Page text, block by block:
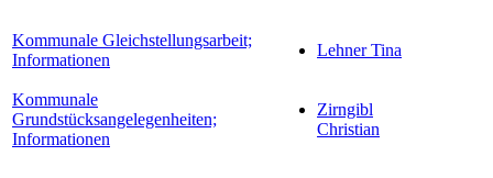
Kommunale Gleichstellungsarbeit;
Informationen
Lehner Tina
Kommunale
Grundstücksangelegenheiten;
Informationen
Zirngibl
Christian